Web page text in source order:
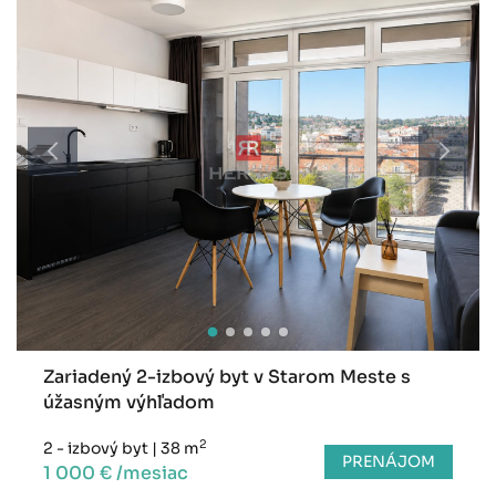
Zariadený 2-izbový byt v Starom Meste s
úžasným výhľadom
2 - izbový byt | 38 m2
1 000 € /mesiac PRENÁJOM